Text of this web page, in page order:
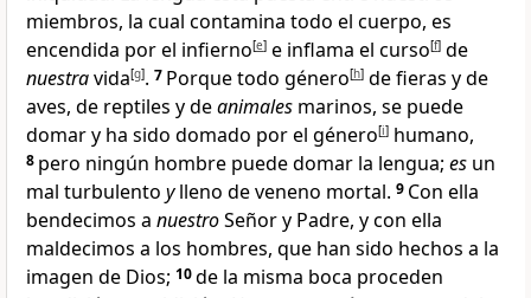
miembros, la cual contamina todo el cuerpo, es
encendida por el infierno[e] e inflama el curso[f] de
nuestravida[g]. 7 Porque todo género[h] de fieras y de
aves, de reptiles y deanimales marinos, se puede
domar y ha sido domado por el género[i] humano,
8 pero ningún hombre puede domar la lengua; es un
mal turbulento ylleno de veneno mortal. 9 Con ella
bendecimos a nuestroSeñor y Padre, y con ella
maldecimos a los hombres, que han sido hechos a la
imagen de Dios; 10de la misma boca proceden